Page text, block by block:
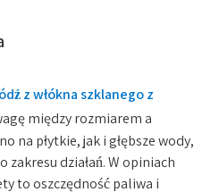
z włókna szklanego z
między rozmiarem a
na płytkie, jak i głębsze wody,
działań. W opiniach
to oszczędność paliwa i